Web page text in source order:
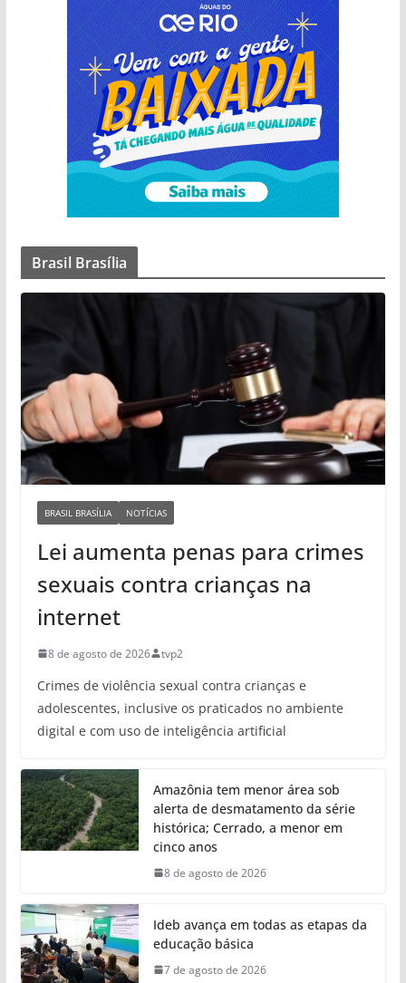
Brasil Brasília
BRASIL BRASÍLIA NOTÍCIAS
Lei aumenta penas para crimes
sexuais contra crianças na
internet
8 de agosto de 2026 tvp2
Crimes de violência sexual contra crianças e
adolescentes, inclusive os praticados no ambiente
digital e com uso de inteligência artificial
Amazônia tem menor área sob
alerta de desmatamento da série
histórica; Cerrado, a menor em
cinco anos
8 de agosto de 2026
Ideb avança em todas as etapas da
educação básica
7 de agosto de 2026